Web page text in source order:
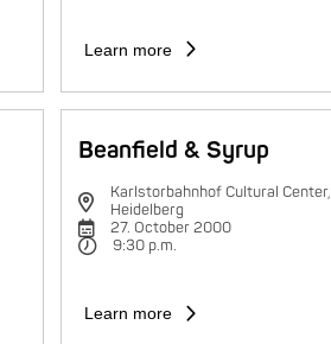
Learn more
Beanfield & Syrup
Karlstorbahnhof Cultural Center,
Heidelberg
27. October 2000
9:30 p.m.
Learn more